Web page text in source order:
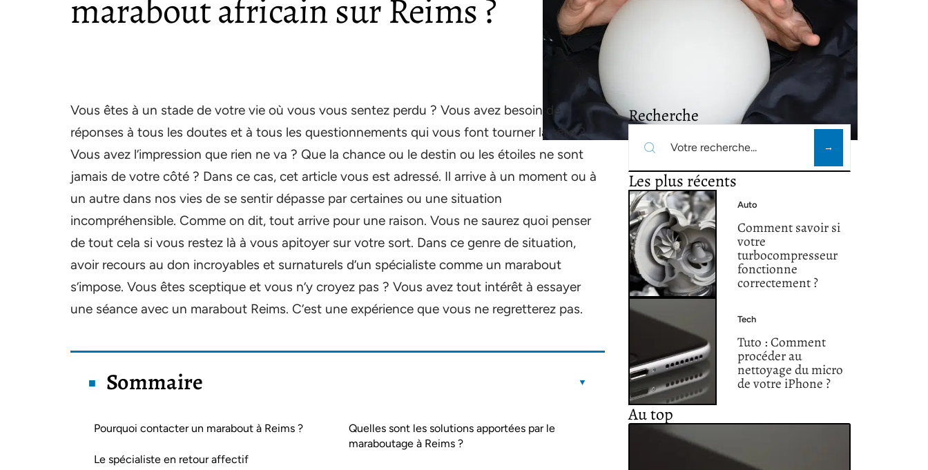
marabout africain sur Reims ?
Vous êtes à un stade de votre vie où vous vous sentez perdu ? Vous avez besoin de
réponses à tous les doutes et à tous les questionnements qui vous font tourner la tête ?
Vous avez l’impression que rien ne va ? Que la chance ou le destin ou les étoiles ne sont
jamais de votre côté ? Dans ce cas, cet article vous est adressé. Il arrive à un moment ou à
un autre dans nos vies de se sentir dépasse par certaines ou une situation
incompréhensible. Comme on dit, tout arrive pour une raison. Vous ne saurez quoi penser
de tout cela si vous restez là à vous apitoyer sur votre sort. Dans ce genre de situation,
avoir recours au don incroyables et surnaturels d’un spécialiste comme un marabout
s’impose. Vous êtes sceptique et vous n’y croyez pas ? Vous avez tout intérêt à essayer
une séance avec un marabout Reims. C’est une expérience que vous ne regretterez pas.
Sommaire
Pourquoi contacter un marabout à Reims ?
Le spécialiste en retour affectif
Quelles sont les solutions apportées par le
maraboutage à Reims ?
Recherche
Les plus récents
Auto
Comment savoir si
votre
turbocompresseur
fonctionne
correctement ?
Tech
Tuto : Comment
procéder au
nettoyage du micro
de votre iPhone ?
Au top